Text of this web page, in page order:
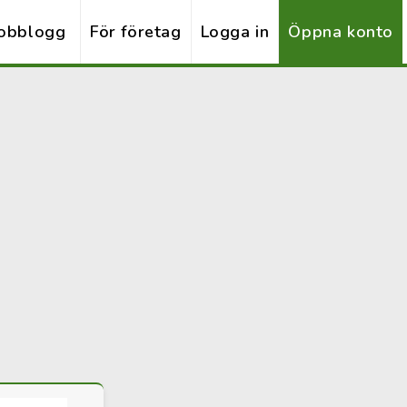
För företag Logga in Öppna konto